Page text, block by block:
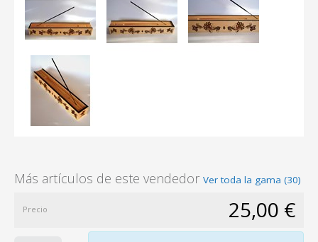
Más artículos de este vendedor Ver toda la gama (30)
Precio 25,00 €